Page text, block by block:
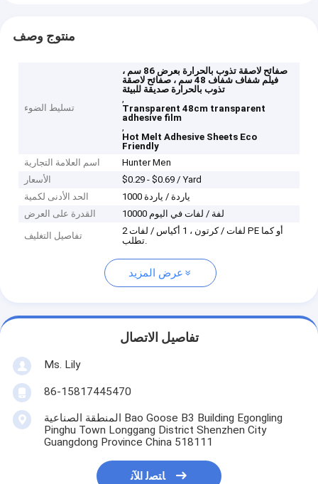
منتوج وصف
تسليط الضوء
صفائح لاصقة تذوب بالحرارة بعرض 86 سم ،
فيلم شفاف شفاف 48 سم ، صفائح لاصقة
تذوب بالحرارة صديقة للبيئة
,
Transparent 48cm transparent
adhesive film
,
Hot Melt Adhesive Sheets Eco
Friendly
اسم العلامة التجارية
Hunter Men
الأسعار
$0.29 - $0.69 / Yard
الحد الأدنى لكمية
1000 ياردة / ياردة
القدرة على العرض
10000 لفة / لفات في اليوم
تفاصيل التغليف
2 لفات / كرتون ، 1 أكياس / لفات PE أو كما
تطلب.
عرض المزيد
تفاصيل الاتصال
Ms. Lily
86-15817445470
المنطقة الصناعية Bao Goose B3 Building Egongling
Pinghu Town Longgang District Shenzhen City
Guangdong Province China 518111
ﺎﺘﺼﻟ ﺍﻶﻧ